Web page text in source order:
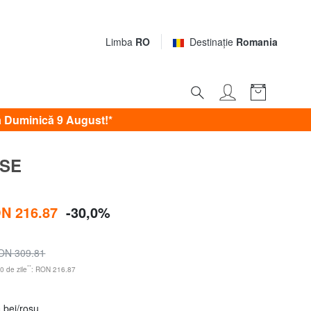
Limba RO Destinaţie Romania
Duminică 9 August!*
216.87 -30,0%
309.81
de zile**: RON 216.87